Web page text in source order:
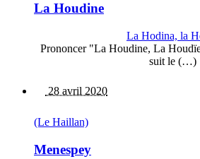
La Houdine
La Hodina, la
Prononcer "La Houdine, La
suit le (…)
28 avril 2020
(Le Haillan)
Menespey